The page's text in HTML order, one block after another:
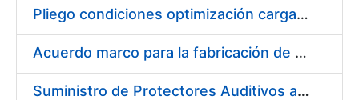
Show/Hide
Pliego condiciones optimización cargas compras firmado
Acuerdo marco para la fabricación de piezas
Suministro de Protectores Auditivos a medida para las personas trabajadoras de los Centros de Trabajo de Madrid y Burgos